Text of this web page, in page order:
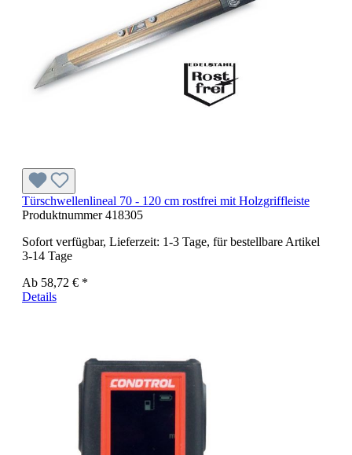
Türschwellenlineal 70 - 120 cm rostfrei mit Holzgriffleiste
Produktnummer418305
Sofort verfügbar, Lieferzeit: 1-3 Tage, für bestellbare Artikel
3-14 Tage
Ab 58,72 € *
Details